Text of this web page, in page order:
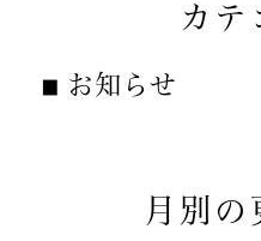
カテ
お知らせ
月別の